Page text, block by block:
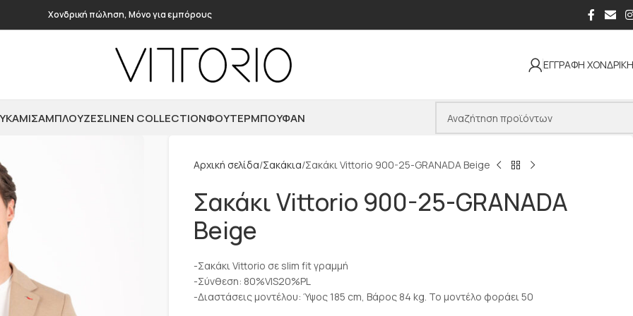
Χονδρική πώληση, Μόνο για εμπόρους
ΕΓΓΡΑΦΗ
ΜΠΛΟΎΖΕΣLINEN COLLECTIONΦΟΎΤΕΡΜΠΟΥΦΆΝ
Αρχική σελίδα Σακάκια Σακάκι Vittorio 900-25-GRANADA Beige
Σακάκι Vittorio 900-25-GRANADA
Beige
-Σακάκι Vittorio σε slim fit γραμμή
-Σύνθεση: 80%VIS20%PL
-Διαστάσεις μοντέλου: Ύψος 185 cm, Βάρος 84 kg. Το μοντέλο φοράει 50